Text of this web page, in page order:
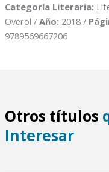
Categoría Literaria:
Overol / Año: 2018 /
9789569667206
Otros títulos
Interesar